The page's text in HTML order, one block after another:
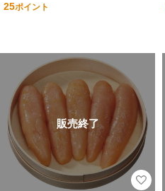
25ポイント
販売終了